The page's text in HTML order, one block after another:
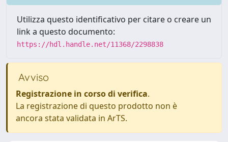
Utilizza questo identificativo per citare o creare un
link a questo documento:
https://hdl.handle.net/11368/2298838
Avviso
Registrazione in corso di verifica.
La registrazione di questo prodotto non è
ancora stata validata in ArTS.